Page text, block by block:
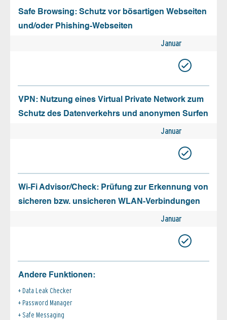
Safe Browsing: Schutz vor bösartigen Webseiten
und/oder Phishing-Webseiten
Januar
VPN: Nutzung eines Virtual Private Network zum
Schutz des Datenverkehrs und anonymen Surfen
Januar
Wi-Fi Advisor/Check: Prüfung zur Erkennung von
sicheren bzw. unsicheren WLAN-Verbindungen
Januar
Andere Funktionen:
Data Leak Checker
Password Manager
Safe Messaging